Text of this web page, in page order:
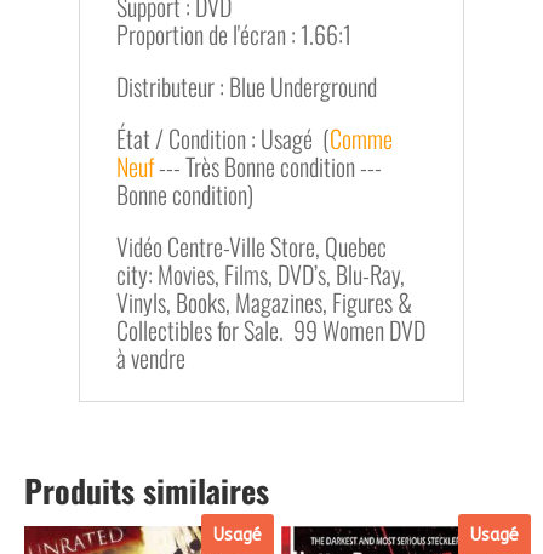
Proportion de l'écran : 1.66:1
Distributeur : Blue Underground
État / Condition : Usagé (Comme
Neuf--- Très Bonne condition ---
Bonne condition)
Vidéo Centre-Ville Store, Quebec
city: Movies, Films, DVD’s, Blu-Ray,
Vinyls, Books, Magazines, Figures &
Collectibles for Sale. 99 Women DVD
à vendre
Produits similaires
Usagé Usagé